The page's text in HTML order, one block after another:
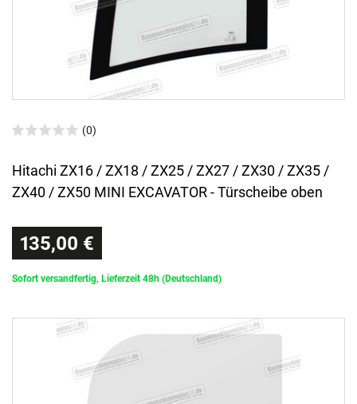
(0)
Hitachi ZX16 / ZX18 / ZX25 / ZX27 / ZX30 / ZX35 /
ZX40 / ZX50 MINI EXCAVATOR - Türscheibe oben
135,00 €
Sofort versandfertig, Lieferzeit 48h (Deutschland)